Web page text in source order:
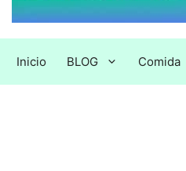
Inicio BLOG Comida